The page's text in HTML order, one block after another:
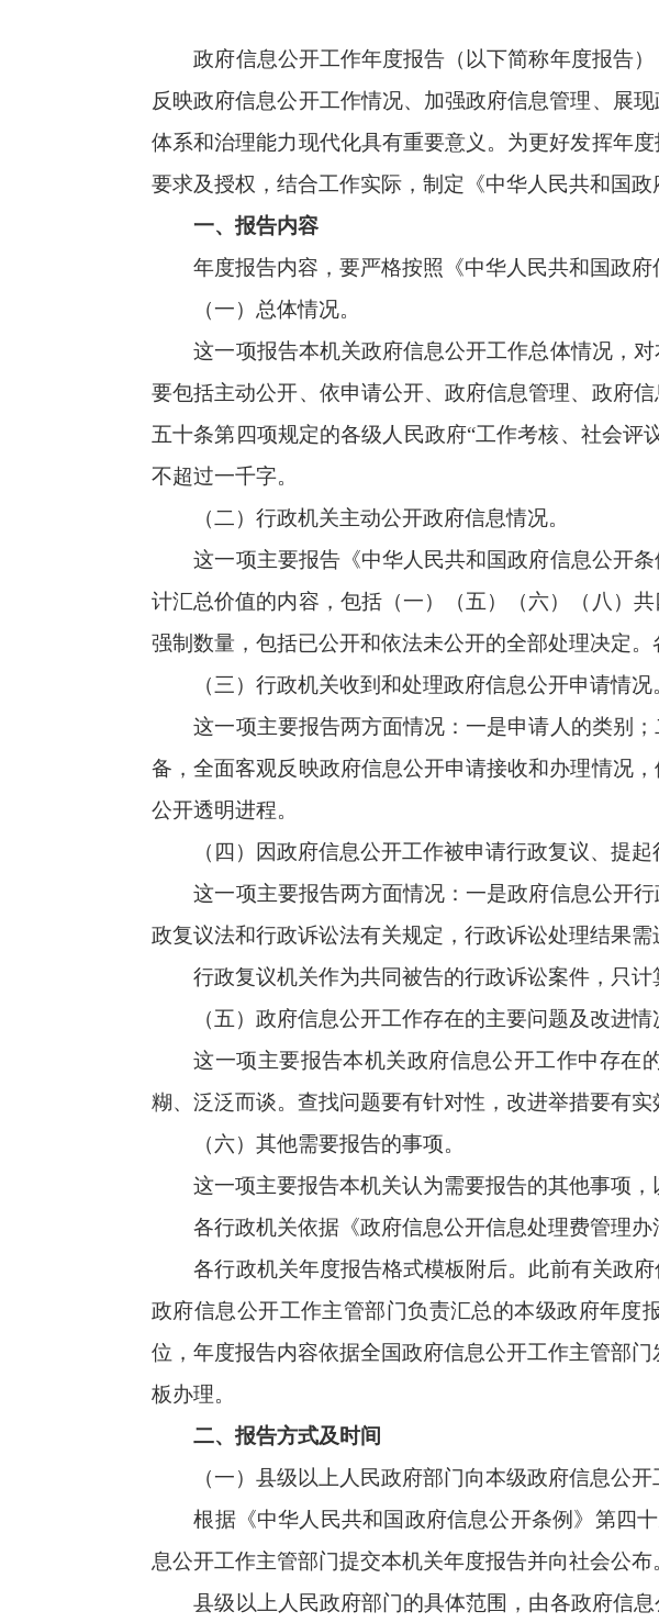
这一项报告本机关政府信息公开工作总体情况，对本机关贯彻
要包括主动公开、依申请公开、政府信息管理、政府信息公开平台
五十条第四项规定的各级人民政府“工作考核、社会评议和责任追
不超过一千字。
（二）行政机关主动公开政府信息情况。
强制数量，包括已公开和依法未公开的全部处理决定。各项数据核定
（三）行政机关收到和处理政府信息公开申请情况。
这一项主要报告两方面情况：一是申请人的类别；二是政府信
备，全面客观反映政府信息公开申请接收和办理情况，便于政府信
这一项主要报告两方面情况：一是政府信息公开行政复议处理
政复议法和行政诉讼法有关规定，行政诉讼处理结果需进一步区分
行政复议机关作为共同被告的行政诉讼案件，只计算原行为主
（五）政府信息公开工作存在的主要问题及改进情况。
糊、泛泛而谈。查找问题要有针对性，改进举措要有实效性，不得出
（六）其他需要报告的事项。
这一项主要报告本机关认为需要报告的其他事项，以及其他有
各行政机关依据《政府信息公开信息处理费管理办法》收取信息
各行政机关年度报告格式模板附后。此前有关政府信息公开的
板办理。
二、报告方式及时间
（一）县级以上人民政府部门向本级政府信息公开工作主管部门
根据《中华人民共和国政府信息公开条例》第四十九条的规定
的规定，按照“行政性、外部性、独立性”三要素的标准予以确定。
（指以政府以及政府办公厅（室）的名义开展政府信息公开工作情
门的要求，向所属的县级人民政府的政府信息公开工作主管部门报
管部门报告，不向地方政府的政府信息公开工作主管部门报告，但
县级以上地方人民政府的政府信息公开工作主管部门，应当通
本级政府部门和下级政府的年度报告，一方面便于公众查阅，另一
信息公开条例》的行政机关范围予以明确。在集中公布的基础上，
关年度报告。实行垂直领导的系统，参照上述要求公布年度报告。
（二）县级以上地方人民政府的政府信息公开工作主管部门向社
县级以上地方人民政府年度报告，应当逐级汇总相关情况和数
镇政府的年度报告，于2月20日前向上一级政府信息公开工作主管